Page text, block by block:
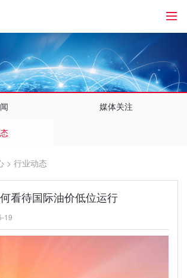
媒体关注
> 行业动态
看待国际油价低位运行
19